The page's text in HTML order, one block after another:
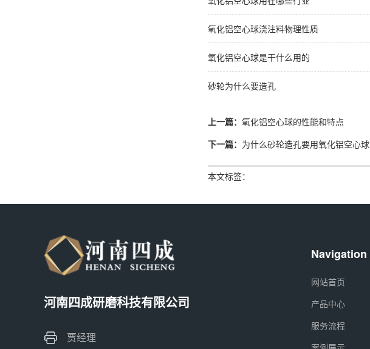
氧化铝空心球浇注料物理性质
氧化铝空心球是干什么用的
砂轮为什么要造孔
上一篇： 氧化铝空心球的性能和特点
下一篇： 为什么砂轮造孔要用氧化铝空心球
本文标签：
河南四成研磨科技有限公司
贾经理
Navigation
网站首页
产品中心
服务流程